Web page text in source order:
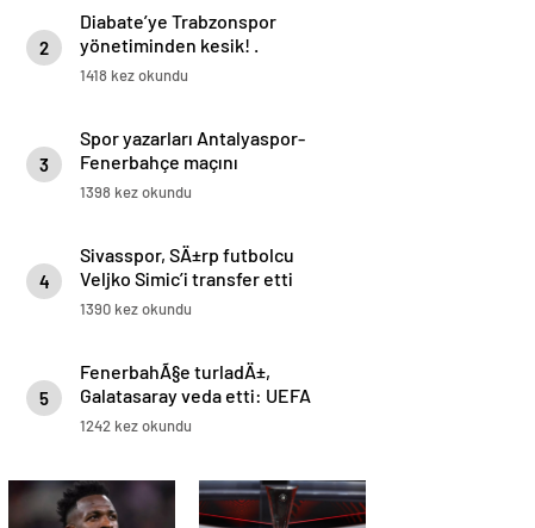
2
Diabate’ye Trabzonspor
yönetiminden kesik! .
1418 kez okundu
3
Spor yazarları Antalyaspor-
Fenerbahçe maçını
değerlendirdi!
1398 kez okundu
4
Sivasspor, SÄ±rp futbolcu
Veljko Simic’i transfer etti
1390 kez okundu
5
FenerbahÃ§e turladÄ±,
Galatasaray veda etti: UEFA
Ã¼lke puanÄ± gÃ¼ncellendi
sÄ±rada? 21 Åubat 2025
gÃ¼ncel UEFA Ã¼lke puanÄ±)
1242 kez okundu